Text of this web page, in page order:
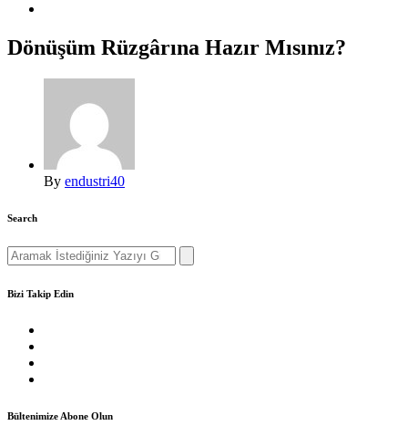
Dönüşüm Rüzgârına Hazır Mısınız?
By endustri40
Search
Search
for:
Bizi Takip Edin
Bültenimize Abone Olun